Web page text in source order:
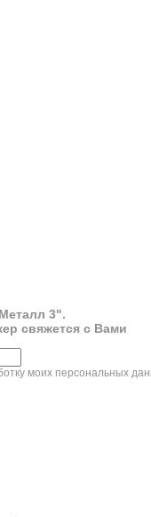
3".
свяжется с Вами
моих персональных